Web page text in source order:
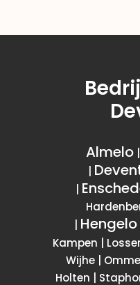
Almelo
Hengelo
Kampen | Losser
Wijhe |
Holten |